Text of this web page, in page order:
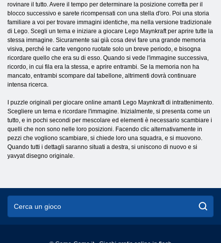
rovinare il tutto. Avere il tempo per determinare la posizione corretta per il
blocco successivo e sarete ricompensati con una stella d'oro. Poi una storia
familiare a voi per trovare immagini identiche, ma nella versione tradizionale
di Lego. Scegli un tema e iniziare a giocare Lego Maynkraft per aprire tutte la
stessa immagine. Sicuramente sai già cosa devi fare una grande memoria
visiva, perché le carte vengono ruotate solo un breve periodo, e bisogna
ricordare quello che era su di esso. Quando si vede l'immagine successiva,
ricordo, in cui fila era la stessa, e aprire entrambi. Se la memoria non ha
mancato, entrambi scompare dal tabellone, altrimenti dovrà continuare
intensa ricerca.
I puzzle originali per giocare online amanti Lego Maynkraft di intrattenimento.
Scegliere un tema e ricordare l'immagine. Inizialmente, si presenta come un
tutto, e in pochi secondi per mescolare ed elementi è necessario scambiare i
quelli che non sono nelle loro posizioni. Facendo clic alternativamente in
pezzi che vogliono scambiare, si chiede loro una squadra, e si muovono.
Quando tutti i dettagli saranno situati a destra, si uniscono di nuovo e si
yavyat disegno originale.